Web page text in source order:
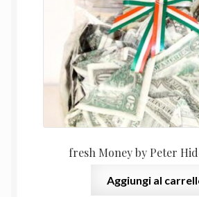
fresh Money by Peter
Aggiungi al